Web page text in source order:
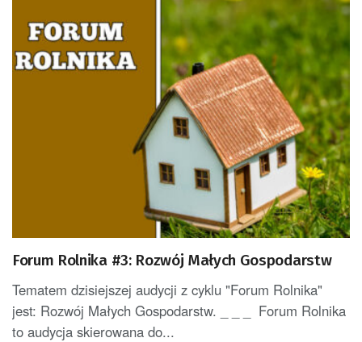
Forum Rolnika #3: Rozwój Małych Gospodarstw
Tematem dzisiejszej audycji z cyklu "Forum Rolnika"
jest: Rozwój Małych Gospodarstw. _ _ _ Forum Rolnika
to audycja skierowana do...